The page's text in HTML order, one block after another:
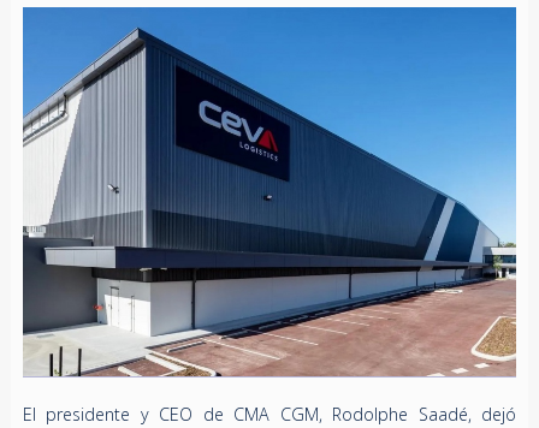
El presidente y CEO de CMA CGM, Rodolphe Saadé, dejó